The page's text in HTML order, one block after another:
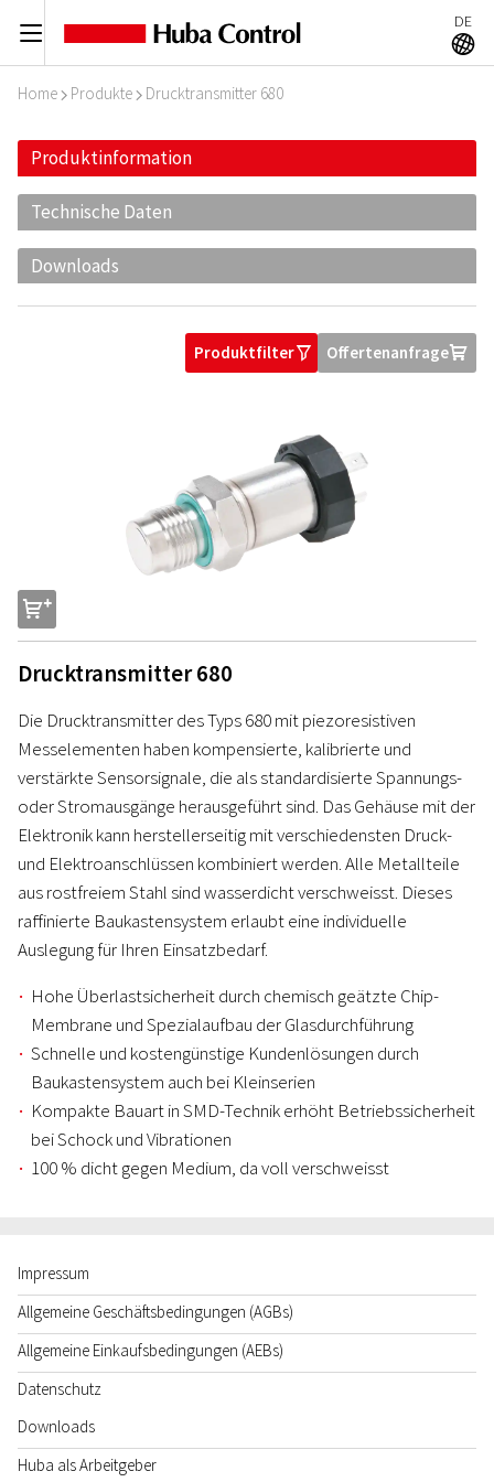
C DE
A
Home I Produkte I Drucktransmitter 680
Produktinformation
Technische Daten
Downloads
ProduktfilterO OffertenanfrageU
s
Drucktransmitter 680
Die Drucktransmitter des Typs 680 mit piezoresistiven
Messelementen haben kompensierte, kalibrierte und
verstärkte Sensorsignale, die als standardisierte Spannungs-
oder Stromausgänge herausgeführt sind. Das Gehäuse mit der
Elektronik kann herstellerseitig mit verschiedensten Druck-
und Elektroanschlüssen kombiniert werden. Alle Metallteile
aus rostfreiem Stahl sind wasserdicht verschweisst. Dieses
raffinierte Baukastensystem erlaubt eine individuelle
Auslegung für Ihren Einsatzbedarf.
Hohe Überlastsicherheit durch chemisch geätzte Chip-
Membrane und Spezialaufbau der Glasdurchführung
Schnelle und kostengünstige Kundenlösungen durch
Baukastensystem auch bei Kleinserien
Kompakte Bauart in SMD-Technik erhöht Betriebssicherheit
bei Schock und Vibrationen
100 % dicht gegen Medium, da voll verschweisst
Impressum
Allgemeine Geschäftsbedingungen (AGBs)
Allgemeine Einkaufsbedingungen (AEBs)
Datenschutz
Downloads
Huba als Arbeitgeber